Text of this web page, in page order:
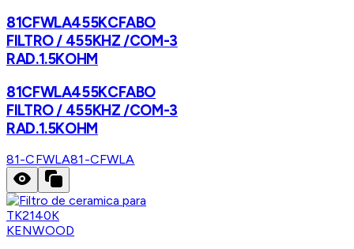
81CFWLA455KCFABO
FILTRO / 455KHZ /COM-3
RAD.1.5KOHM
81CFWLA455KCFABO
FILTRO / 455KHZ /COM-3
RAD.1.5KOHM
81-CFWLA81-CFWLA
KENWOOD